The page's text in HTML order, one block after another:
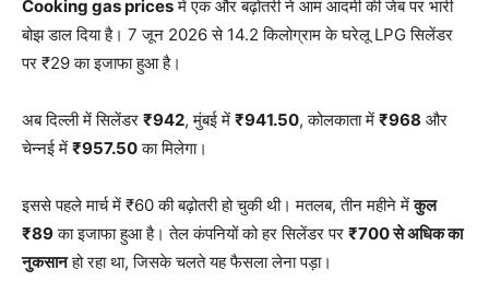
Cooking gas pricesमें एक और बढ़ोतरी ने आम आदमी की जेब पर भारी
बोझ डाल दिया है। 7 जून 2026 से 14.2 किलोग्राम के घरेलू LPG सिलेंडर
पर ₹29 का इजाफा हुआ है।
अब दिल्ली में सिलेंडर ₹942, मुंबई में ₹941.50, कोलकाता में ₹968 और
चेन्नई में ₹957.50का मिलेगा।
इससे पहले मार्च में ₹60 की बढ़ोतरी हो चुकी थी। मतलब, तीन महीने मेंकुल
₹89का इजाफा हुआ है। तेल कंपनियों को हर सिलेंडर पर ₹700 से अधिक का
नुकसानहो रहा था, जिसके चलते यह फैसला लेना पड़ा।